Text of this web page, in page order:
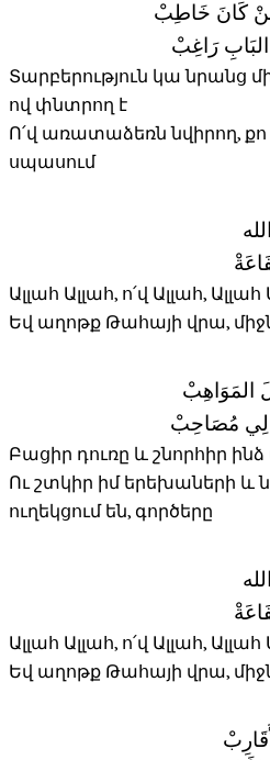
كَانَ خَاطِبْ
رَاغِبْ
Տարբերություն կա նրանց
ով փնտրող է
Ո՛վ առատաձեռն նվիրող,
սպասում
Ալլահ Ալլահ, ո՛վ Ալլահ, Ալլահ
Եվ աղոթք Թահայի վրա,
المَوَاهِبْ
لِي مُصَاحِبْ
Բացիր դուռը և շնորհիր
Ու շտկիր իմ երեխաների և
ուղեկցում են, գործերը
Ալլահ Ալլահ, ո՛վ Ալլահ, Ալլահ
Եվ աղոթք Թահայի վրա,